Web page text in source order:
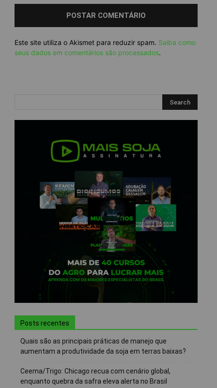
Este site utiliza o Akismet para reduzir spam. Saiba como
seus dados em comentários são processados.
Posts recentes
Quais são as principais práticas de manejo que
aumentam a produtividade da soja em terras baixas?
Ceema/Trigo: Chicago recua com cenário global,
enquanto quebra da safra eleva alerta no Brasil